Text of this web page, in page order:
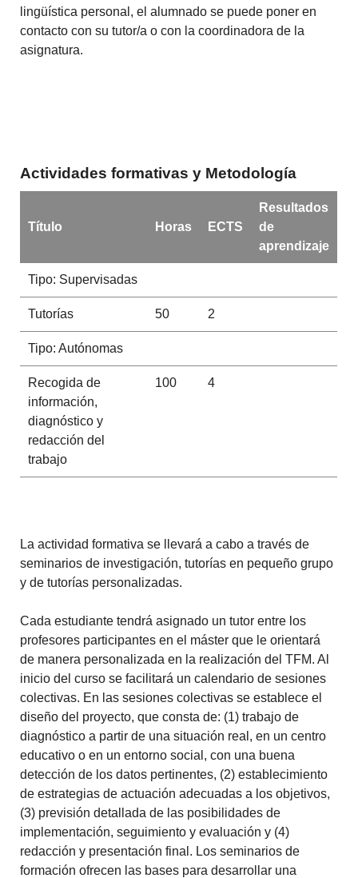
lingüística personal, el alumnado se puede poner en
contacto con su tutor/a o con la coordinadora de la
asignatura.
Actividades formativas y Metodología
Título Horas ECTS
Resultados
de
aprendizaje
Tipo: Supervisadas
Tutorías 50 2
Tipo: Autónomas
Recogida de
información,
diagnóstico y
redacción del
trabajo
100 4
La actividad formativa se llevará a cabo a través de
seminarios de investigación, tutorías en pequeño grupo
y de tutorías personalizadas.
Cada estudiante tendrá asignado un tutor entre los
profesores participantes en el máster que le orientará
de manera personalizada en la realización del TFM.Al
inicio del curso se facilitará un calendario de sesiones
colectivas. En las sesiones colectivas se establece el
diseño del proyecto, que consta de: (1) trabajo de
diagnóstico a partir de una situación real, en un centro
educativo o en un entorno social, con una buena
detección de los datos pertinentes, (2) establecimiento
de estrategias de actuación adecuadas a los objetivos,
(3) previsión detallada de las posibilidades de
implementación, seguimiento y evaluación y (4)
redacción y presentación final. Los seminarios de
formación ofrecen las bases para desarrollar una